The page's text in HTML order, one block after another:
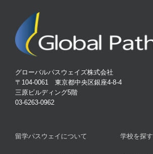
グローバルパスウェイズ株式会社
〒104-0061 東京都中央区銀座4-8-4
三原ビルディング5階
03-6263-0962
留学パスウェイについて 学校を探す